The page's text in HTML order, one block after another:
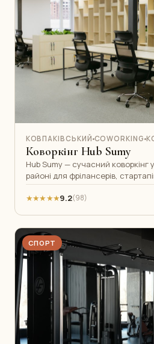
КОВПАКІВСЬКИЙ COWORKING
Коворкінг Hub Sumy
Hub Sumy — сучасний коворкінг
районі для фрілансерів,
Зручні робочі місця, швидкий і
★★★★★9.2(98)
СПОРТ